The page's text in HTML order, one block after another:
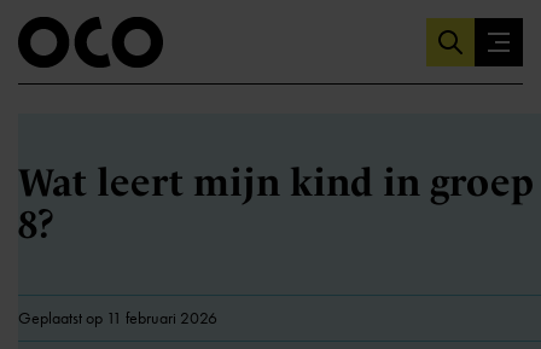
Wat leert mijn kind in groep
8?
Geplaatst op 11 februari 2026